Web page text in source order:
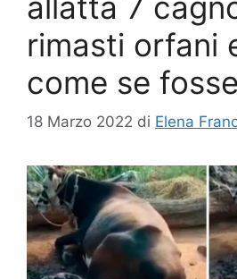
rimasti orfani
come se
18 Marzo 2022 di Elena